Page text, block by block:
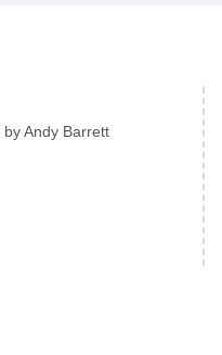
Andy Barrett